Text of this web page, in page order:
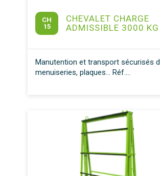
CH
15
CHEVALET CHARGE
ADMISSIBLE 3000 KG
Manutention et transport sécurisés
menuiseries, plaques… Réf....